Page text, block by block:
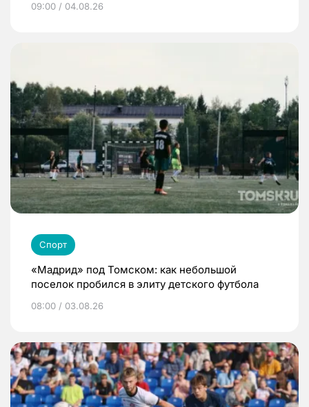
09:00 / 04.08.26
Спорт
«Мадрид» под Томском: как небольшой
поселок пробился в элиту детского футбола
08:00 / 03.08.26